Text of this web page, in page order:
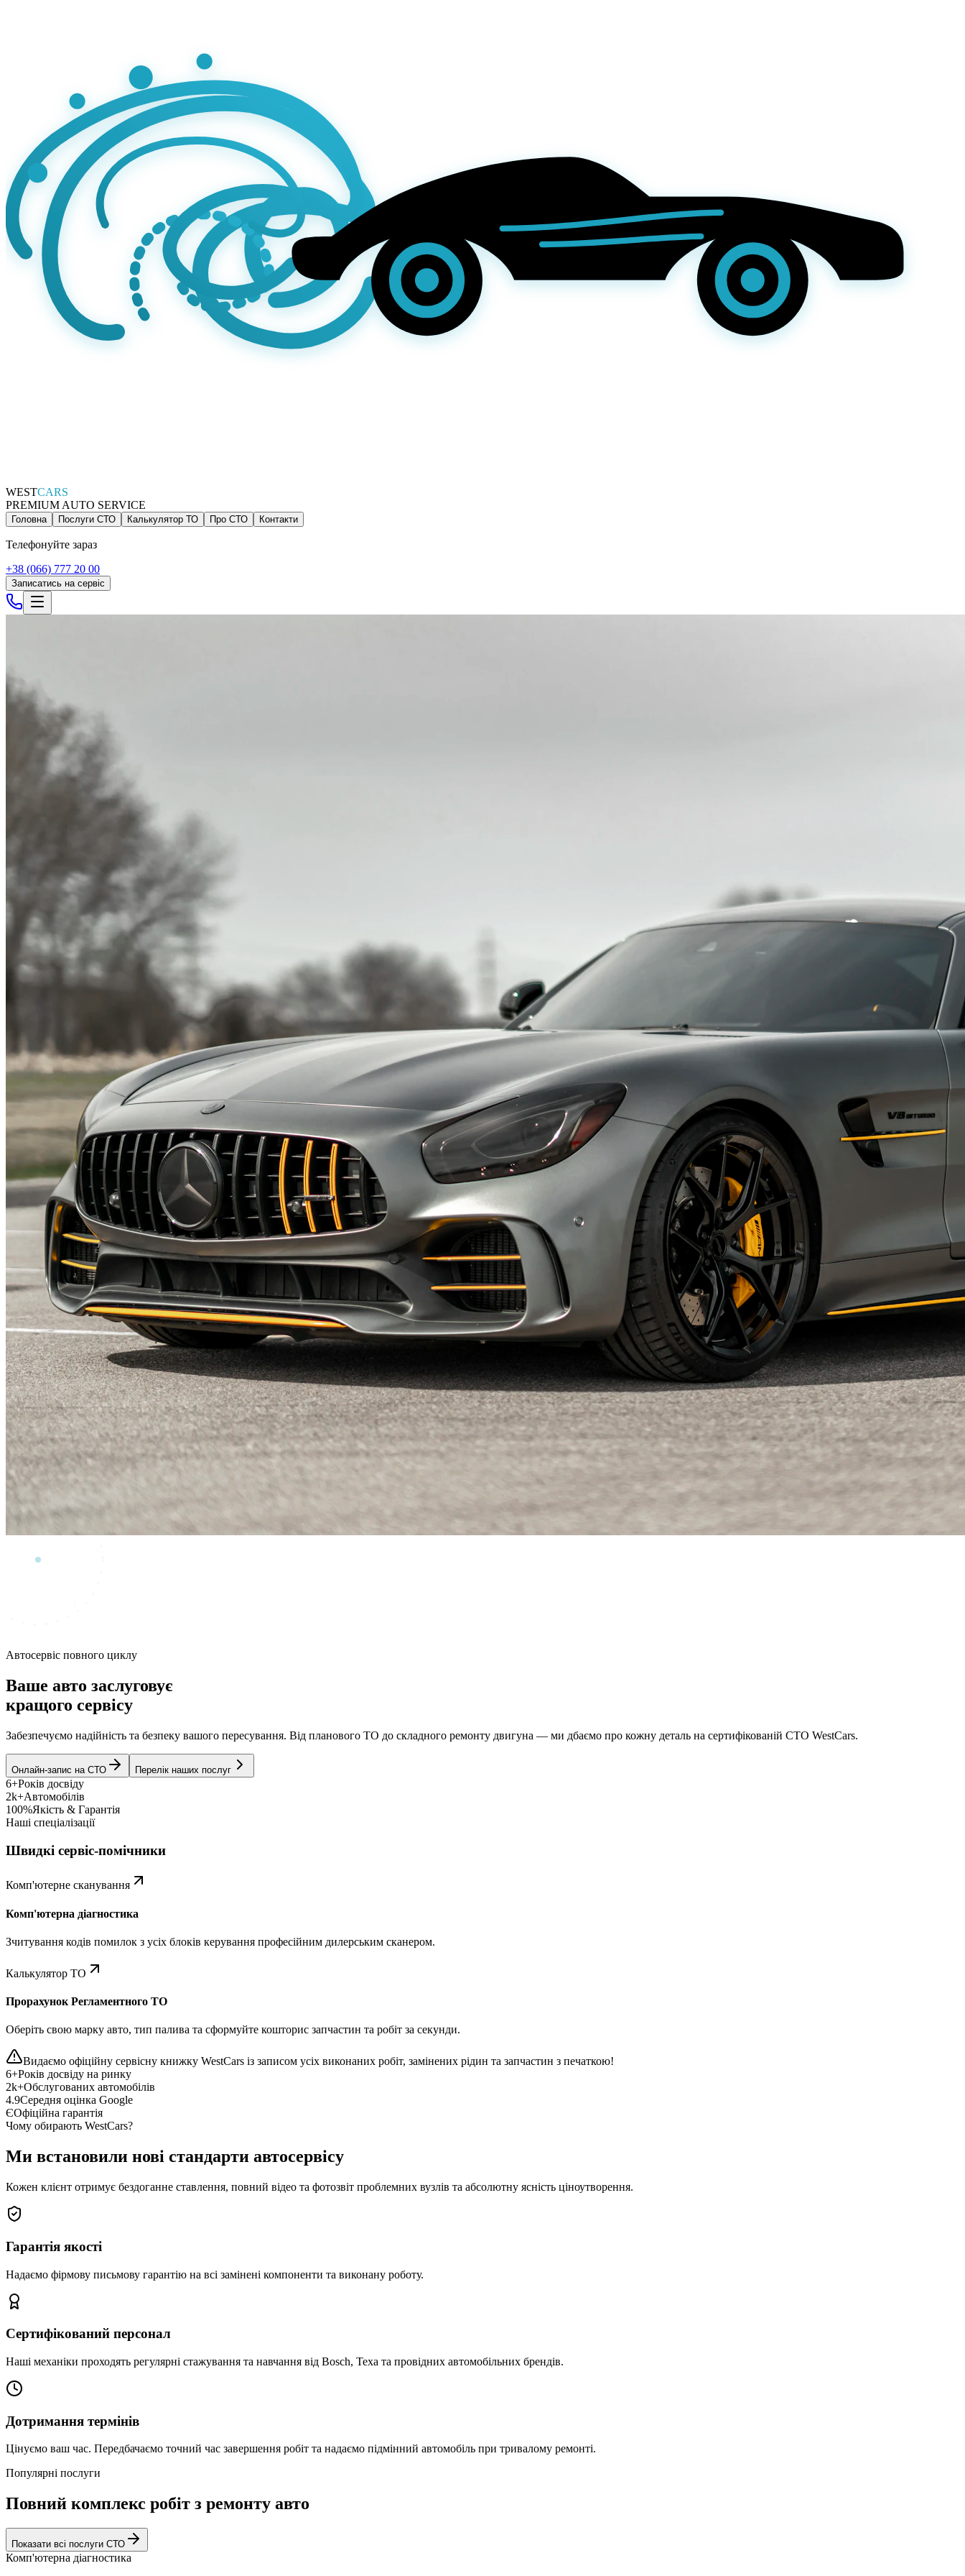
WESTCARS
PREMIUM AUTO SERVICE
Головна Послуги СТО Калькулятор ТО Про СТО Контакти
Телефонуйте зараз
+38 (066) 777 20 00
Записатись на сервіс
Автосервіс повного циклу
Ваше авто заслуговує
кращого сервісу
Забезпечуємо надійність та безпеку вашого пересування. Від планового ТО до складного ремонту двигуна — ми дбаємо про кожну деталь на сертифікованій СТО WestCars.
Онлайн-запис на СТО Перелік наших послуг
6+Років досвіду
2k+Автомобілів
100%Якість & Гарантія
Наші спеціалізації
Швидкі сервіс-помічники
Комп'ютерне сканування
Комп'ютерна діагностика
Зчитування кодів помилок з усіх блоків керування професійним дилерським сканером.
Калькулятор ТО
Прорахунок Регламентного ТО
Оберіть свою марку авто, тип палива та сформуйте кошторис запчастин та робіт за секунди.
Видаємо офіційну сервісну книжку WestCars із записом усіх виконаних робіт, замінених рідин та запчастин з печаткою!
6+Років досвіду на ринку
2k+Обслугованих автомобілів
4.9Середня оцінка Google
ЄОфіційна гарантія
Чому обирають WestCars?
Ми встановили нові стандарти автосервісу
Кожен клієнт отримує бездоганне ставлення, повний відео та фотозвіт проблемних вузлів та абсолютну ясність ціноутворення.
Гарантія якості
Надаємо фірмову письмову гарантію на всі замінені компоненти та виконану роботу.
Сертифікований персонал
Наші механіки проходять регулярні стажування та навчання від Bosch, Texa та провідних автомобільних брендів.
Дотримання термінів
Цінуємо ваш час. Передбачаємо точний час завершення робіт та надаємо підмінний автомобіль при тривалому ремонті.
Популярні послуги
Повний комплекс робіт з ремонту авто
Показати всі послуги СТО
Комп'ютерна діагностика